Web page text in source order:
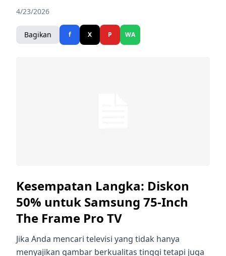
4/23/2026
Bagikan f X P WA
Kesempatan Langka: Diskon
50% untuk Samsung 75-Inch
The Frame Pro TV
Jika Anda mencari televisi yang tidak hanya
menyajikan gambar berkualitas tinggi tetapi juga